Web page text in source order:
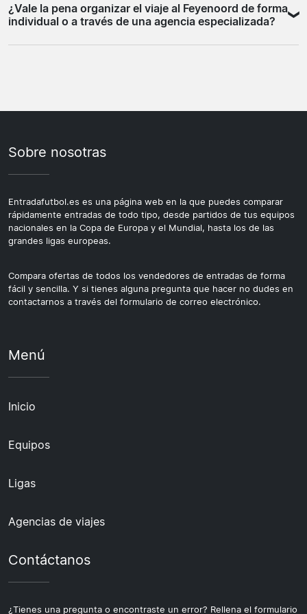
ellos. El ambiente internacional añade una dimensión
diferente a la jornada. Los partidos europeos suelen
implicar también una logística diferente, con mayor
de partido. Llegar con tiempo suficiente antes del inicio
es importante, ya que los accesos pueden tener colas.
Confirma de antemano si tu entrada es digital o física y
habilitado para ellos, ya que no pueden acceder a los
¿Vale la pena organizar el viaje al Feyenoord de forma
individual o a través de una agencia especializada?
transporte en un mismo paquete, lo que puede ser
Sobre nosotras
Entradafutbol.es es una página web en la que puedes comparar
rápidamente entradas de todo tipo, desde partidos de tus equipos
nacionales en la Copa de Europa y el Mundial, hasta los de las
grandes ligas europeas.
Compara ofertas de todos los vendedores de entradas de forma
fácil y sencilla. Y si tienes alguna pregunta que hacer no dudes en
contactarnos a través del formulario de correo electrónico.
Menú
Inicio
Equipos
Ligas
Agencias de viajes
Contáctanos
¿Tienes una pregunta o encontraste un error? Rellena el formulario